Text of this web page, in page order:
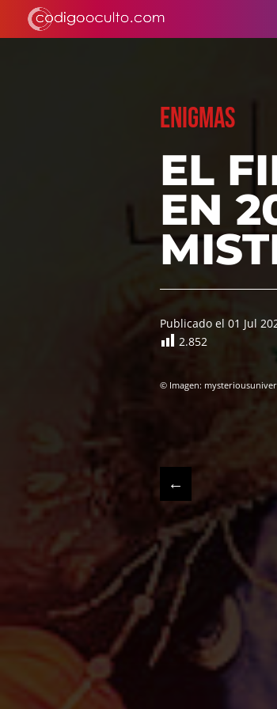
ENIGMAS
EL
EN
Publicado el 01 Jul
2.852
© Imagen:
←